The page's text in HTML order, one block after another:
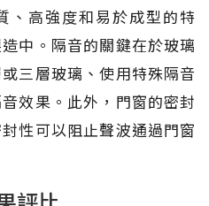
、高強度和易於成型的特
中。隔音的關鍵在於玻璃
三層玻璃、使用特殊隔音
效果。此外，門窗的密封
性可以阻止聲波通過門窗